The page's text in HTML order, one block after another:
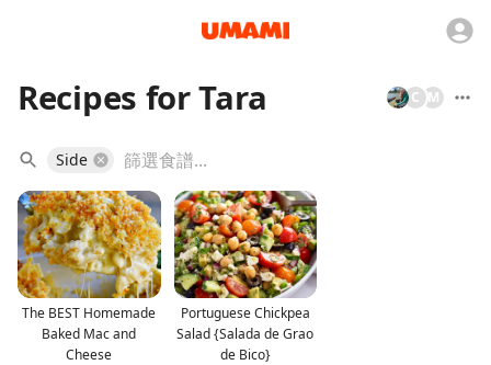
Recipes for Tara M
C
Side
The BEST Homemade
Baked Mac and
Cheese
Portuguese Chickpea
Salad {Salada de Grao
de Bico}